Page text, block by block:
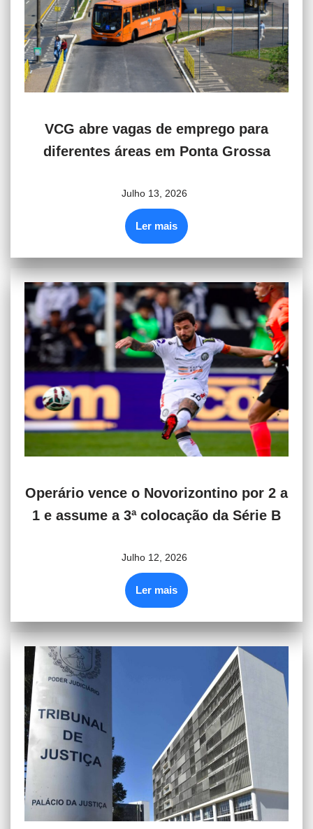
VCG abre vagas de emprego para
diferentes áreas em Ponta Grossa
Julho 13, 2026
Ler mais
Operário vence o Novorizontino por 2 a
1 e assume a 3ª colocação da Série B
Julho 12, 2026
Ler mais